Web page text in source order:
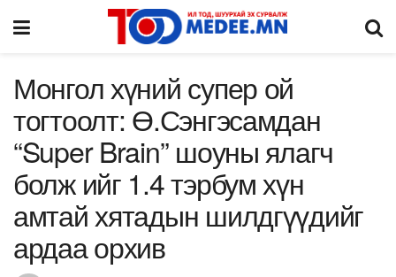
Монгол хүний супер ой
тогтоолт: Ө.Сэнгэсамдан
“Super Brain” шоуны ялагч
болж ийг 1.4 тэрбум хүн
амтай хятадын шилдгүүдийг
ардаа орхив